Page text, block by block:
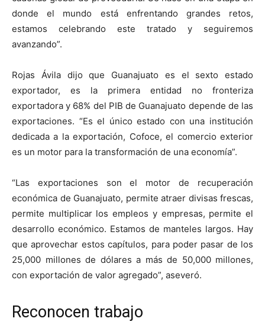
donde el mundo está enfrentando grandes retos,
estamos celebrando este tratado y seguiremos
avanzando”.
Rojas Ávila dijo que Guanajuato es el sexto estado
exportador, es la primera entidad no fronteriza
exportadora y 68% del PIB de Guanajuato depende de las
exportaciones. “Es el único estado con una institución
dedicada a la exportación, Cofoce, el comercio exterior
es un motor para la transformación de una economía”.
“Las exportaciones son el motor de recuperación
económica de Guanajuato, permite atraer divisas frescas,
permite multiplicar los empleos y empresas, permite el
desarrollo económico. Estamos de manteles largos. Hay
que aprovechar estos capítulos, para poder pasar de los
25,000 millones de dólares a más de 50,000 millones,
con exportación de valor agregado”, aseveró.
Reconocen trabajo